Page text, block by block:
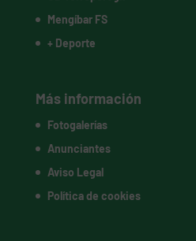
Mengíbar FS
+ Deporte
Más información
Fotogalerías
Anunciantes
Aviso Legal
Política de cookies